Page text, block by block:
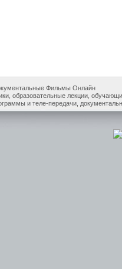
Фильмы Онлайн
образовательные лекции,
и теле-передачи,